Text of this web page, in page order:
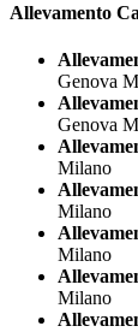
Allevamento
Genova
Genova
Milano
Milano
Milano
Milano